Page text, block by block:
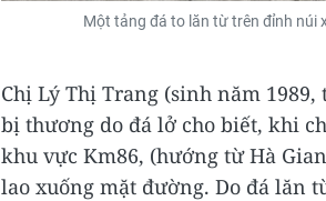
Một tảng đá to lăn từ trên đỉnh núi
Chị Lý Thị Trang (sinh năm
bị thương do đá lở cho biết, khi
khu vực Km86, (hướng từ Hà
lao xuống mặt đường. Do đá lăn